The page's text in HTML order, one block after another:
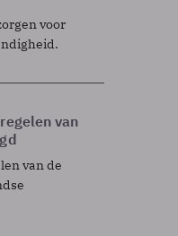
voor
van
van de